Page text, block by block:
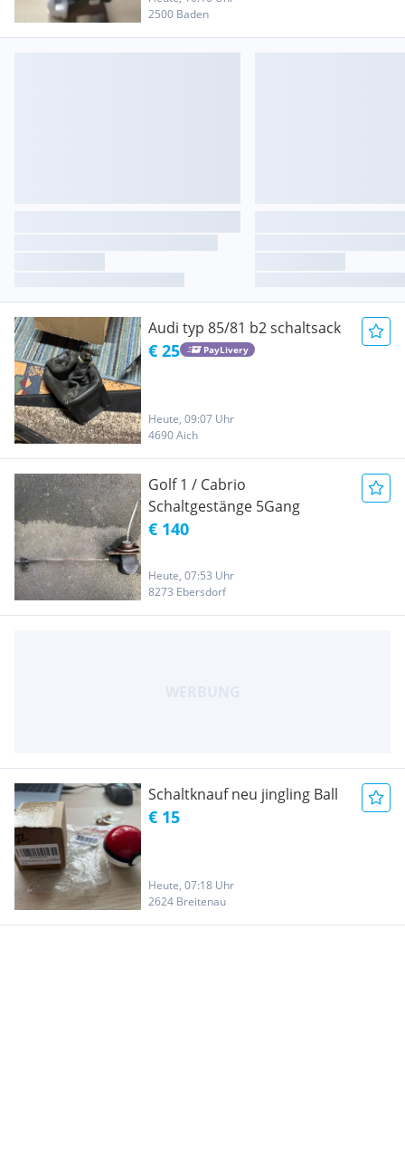
2500 Baden
Audi typ 85/81 b2 schaltsack
€ 25 PayLivery
Heute, 09:07 Uhr
4690 Aich
Golf 1 / Cabrio
Schaltgestänge 5Gang
€ 140
Heute, 07:53 Uhr
8273 Ebersdorf
Schaltknauf neu jingling Ball
€ 15
Heute, 07:18 Uhr
2624 Breitenau